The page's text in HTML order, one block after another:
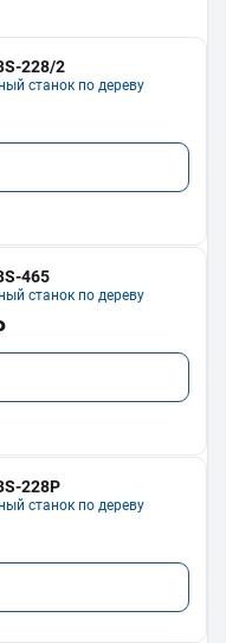
228/2
станок по дереву
465
станок по дереву
228P
станок по дереву